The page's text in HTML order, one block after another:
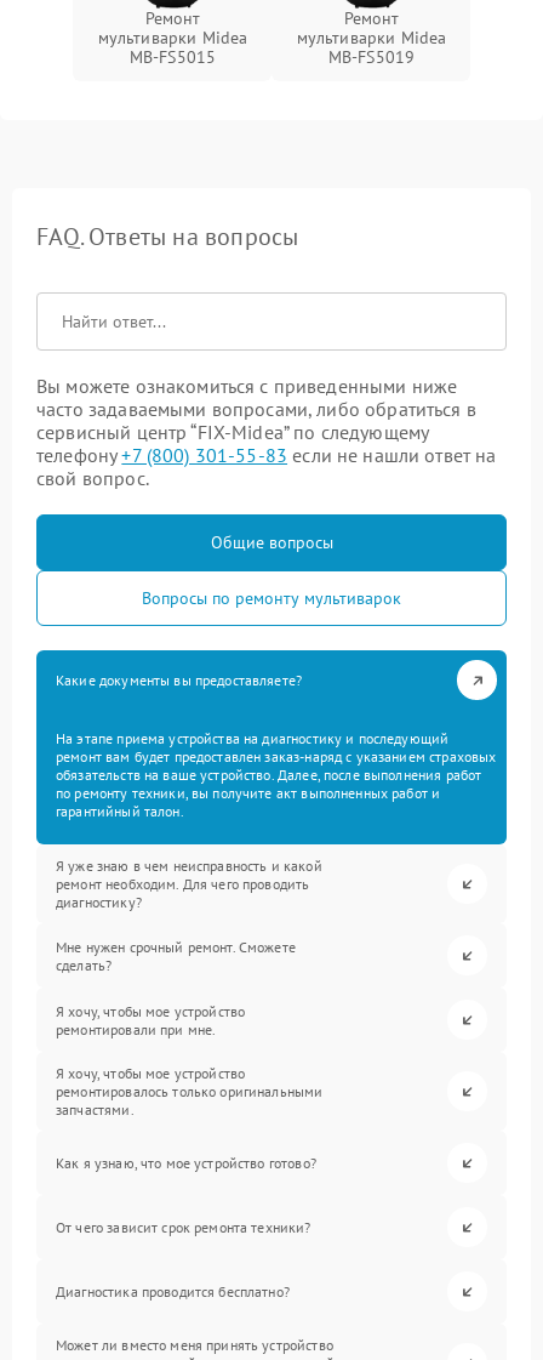
Ремонт
мультиварки Midea
MB-FS5015
Ремонт
мультиварки Midea
MB-FS5019
FAQ. Ответы на вопросы
Вы можете ознакомиться с приведенными ниже
часто задаваемыми вопросами, либо обратиться в
сервисный центр “FIX-Midea” по следующему
телефону+7 (800) 301-55-83 если не нашли ответ на
свой вопрос.
Общие вопросы
Вопросы по ремонту мультиварок
Какие документы вы предоставляете?
На этапе приема устройства на диагностику и последующий
ремонт вам будет предоставлен заказ-наряд с указанием страховых
обязательств на ваше устройство. Далее, после выполнения работ
по ремонту техники, вы получите акт выполненных работ и
гарантийный талон.
Я уже знаю в чем неисправность и какой
ремонт необходим. Для чего проводить
диагностику?
Мне нужен срочный ремонт. Сможете
сделать?
Я хочу, чтобы мое устройство
ремонтировали при мне.
Я хочу, чтобы мое устройство
ремонтировалось только оригинальными
запчастями.
Как я узнаю, что мое устройство готово?
От чего зависит срок ремонта техники?
Диагностика проводится бесплатно?
Может ли вместо меня принять устройство